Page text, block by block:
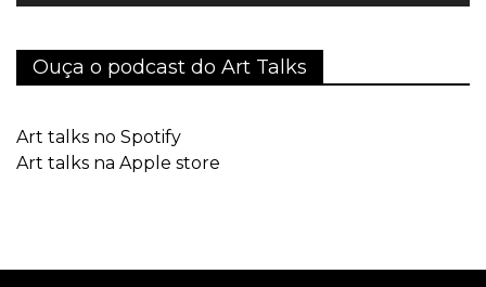
Ouça o podcast do Art Talks
Art talks no Spotify
Art talks na Apple store